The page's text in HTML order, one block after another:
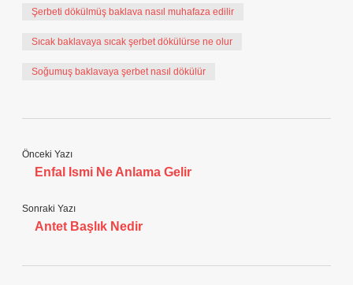
Şerbeti dökülmüş baklava nasıl muhafaza edilir
Sıcak baklavaya sıcak şerbet dökülürse ne olur
Soğumuş baklavaya şerbet nasıl dökülür
Önceki Yazı
Enfal Ismi Ne Anlama Gelir
Sonraki Yazı
Antet Başlık Nedir